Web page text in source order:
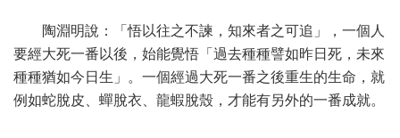
陶淵明說：「悟以往之不諫，知來者之可追」，一個人
要經大死一番以後，始能覺悟「過去種種譬如昨日死，未來
種種猶如今日生」。一個經過大死一番之後重生的生命，就
例如蛇脫皮、蟬脫衣、龍蝦脫殼，才能有另外的一番成就。